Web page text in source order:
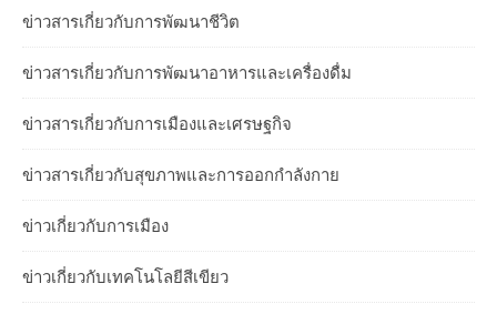
ข่าวสารเกี่ยวกับการพัฒนาชีวิต
ข่าวสารเกี่ยวกับการพัฒนาอาหารและเครื่องดื่ม
ข่าวสารเกี่ยวกับการเมืองและเศรษฐกิจ
ข่าวสารเกี่ยวกับสุขภาพและการออกกำลังกาย
ข่าวเกี่ยวกับการเมือง
ข่าวเกี่ยวกับเทคโนโลยีสีเขียว